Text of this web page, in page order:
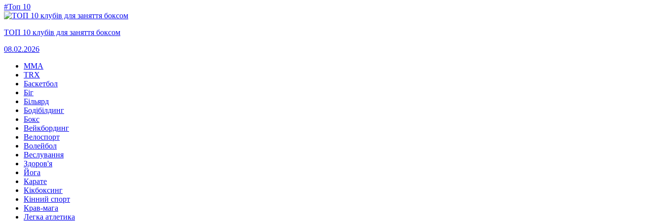
#Топ 10
ТОП 10 клубів для заняття боксом
08.02.2026
MMA
TRX
Баскетбол
Біг
Більярд
Бодібілдинг
Бокс
Вейкбординг
Велоспорт
Волейбол
Веслування
Здоров'я
Йога
Карате
Кікбоксинг
Кінний спорт
Крав-мага
Легка атлетика